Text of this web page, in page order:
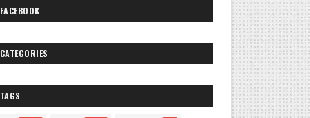
FACEBOOK
CATEGORIES
TAGS